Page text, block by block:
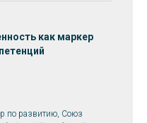
как маркер
по развитию, Cоюз